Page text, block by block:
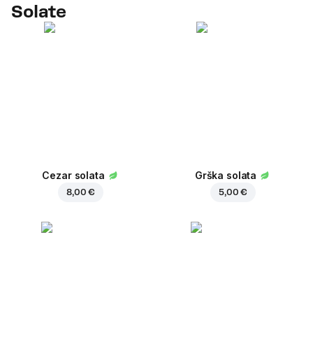
Solate
Cezar solata
8,00 €
Grška solata
5,00 €